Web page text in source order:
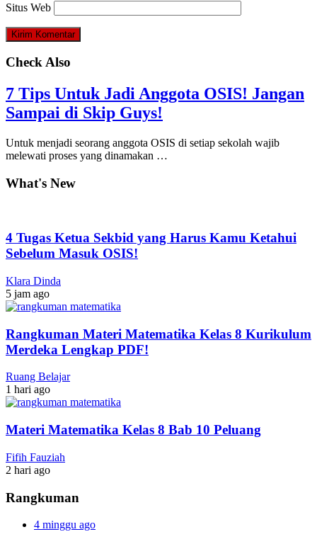
Situs Web
Check Also
7 Tips Untuk Jadi Anggota OSIS! Jangan
Sampai di Skip Guys!
Untuk menjadi seorang anggota OSIS di setiap sekolah wajib
melewati proses yang dinamakan …
What's New
4 Tugas Ketua Sekbid yang Harus Kamu Ketahui
Sebelum Masuk OSIS!
Klara Dinda
5 jam ago
Rangkuman Materi Matematika Kelas 8 Kurikulum
Merdeka Lengkap PDF!
Ruang Belajar
1 hari ago
Materi Matematika Kelas 8 Bab 10 Peluang
Fifih Fauziah
2 hari ago
Rangkuman
4 minggu ago